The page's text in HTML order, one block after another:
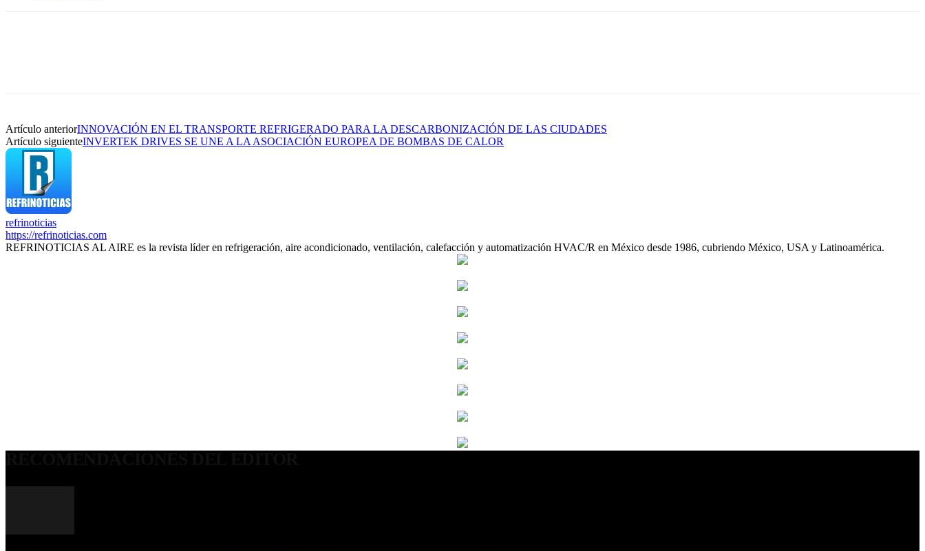
Artículo anteriorINNOVACIÓN EN EL TRANSPORTE REFRIGERADO PARA LA DESCARBONIZACIÓN DE LAS CIUDADES
Artículo siguienteINVERTEK DRIVES SE UNE A LA ASOCIACIÓN EUROPEA DE BOMBAS DE CALOR
refrinoticias
https://refrinoticias.com
REFRINOTICIAS AL AIRE es la revista líder en refrigeración, aire acondicionado, ventilación, calefacción y automatización HVAC/R en México desde 1986, cubriendo México, USA y Latinoamérica.